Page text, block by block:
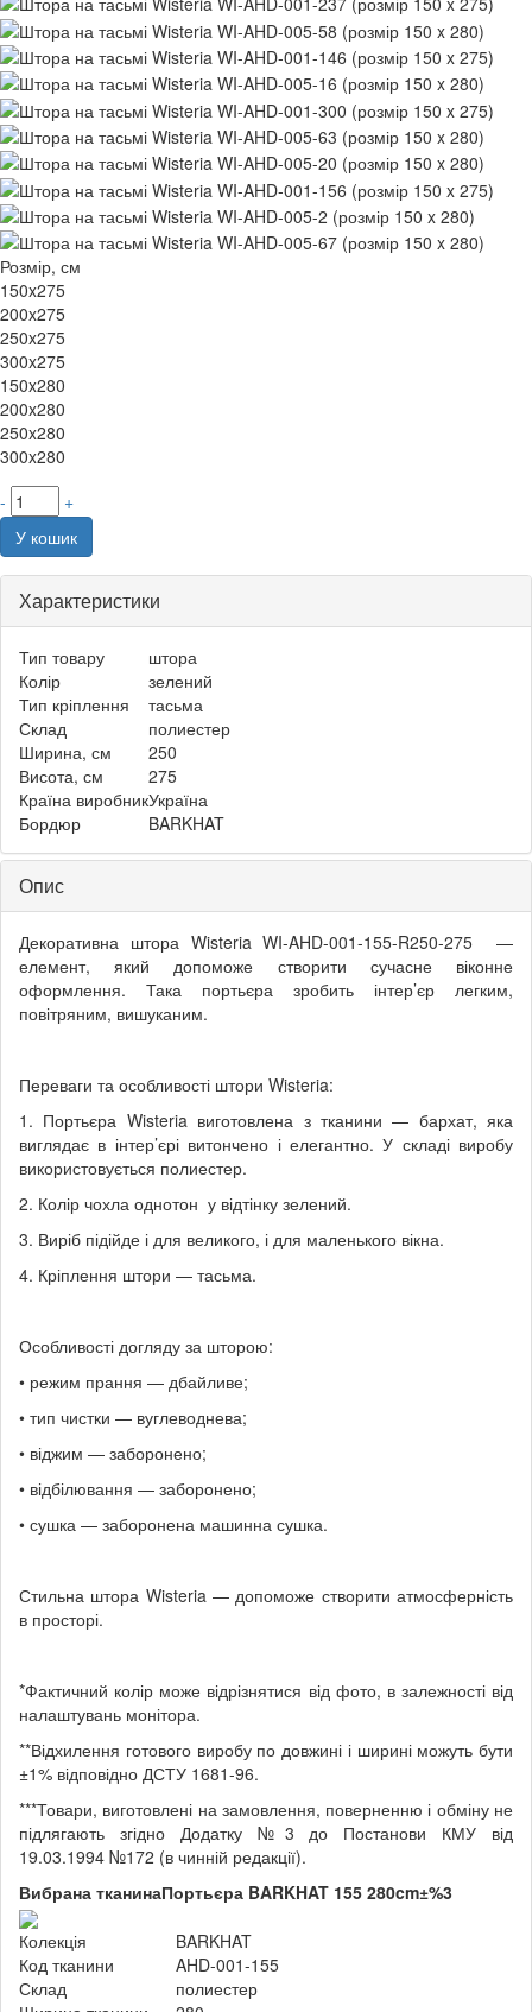
Розмір, см
150x275
200x275
250x275
300x275
150x280
200x280
250x280
300x280
-
+
У кошик
Характеристики
Тип товару
штора
Колір
зелений
Тип кріплення
тасьма
Склад
полиестер
Ширина, см
250
Висота, см
275
Країна виробникУкраїна
Бордюр
BARKHAT
Опис
Декоративна штора Wisteria WI-AHD-001-155-R250-275 —
елемент, який допоможе створити сучасне віконне
оформлення. Така портьєра зробить інтер’єр легким,
повітряним, вишуканим.
Переваги та особливості штори Wisteria:
1. Портьєра Wisteria виготовлена з тканини — бархат, яка
виглядає в інтер’єрі витончено і елегантно. У складі виробу
використовується полиестер.
2. Колір чохла однотон у відтінку зелений.
3. Виріб підійде і для великого, і для маленького вікна.
4. Кріплення штори — тасьма.
Особливості догляду за шторою:
• режим прання — дбайливе;
• тип чистки — вуглеводнева;
• віджим — заборонено;
• відбілювання — заборонено;
• сушка — заборонена машинна сушка.
Стильна штора Wisteria — допоможе створити атмосферність
в просторі.
*Фактичний колір може відрізнятися від фото, в залежності від
налаштувань монітора.
**Відхилення готового виробу по довжині і ширині можуть бути
±1% відповідно ДСТУ 1681-96.
***Товари, виготовлені на замовлення, поверненню і обміну не
підлягають згідно Додатку №3 до Постанови КМУ від
19.03.1994 №172 (в чинній редакції).
Вибрана тканинаПортьєра BARKHAT 155 280cm±%3
Колекція
BARKHAT
Код тканини
AHD-001-155
Склад
полиестер